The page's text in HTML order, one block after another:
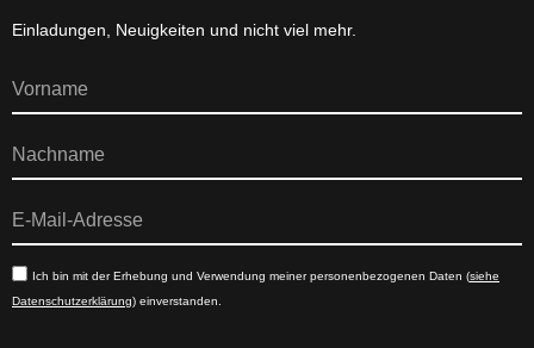
Einladungen, Neuigkeiten und nicht viel mehr.
Ich bin mit der Erhebung und Verwendung meiner personenbezogenen Daten (siehe
Datenschutzerklärung) einverstanden.